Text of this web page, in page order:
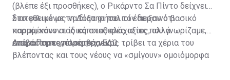
(βλέπε έξι προσθήκες), ο Ρικάρντο Σα Πίντο δείχνει
διατεθειμένος να διατηρήσει τον περσινό βασικό
κορμό, κάνοντας κάποιες ελάχιστες, αλλά
απαραίτητες παρεμβάσεις.
Στο φιλικό με τη Δόξα οι παλιοί έδειξαν ότι
παραμένουν οι ίδιες σταθερές αξίες που γνωρίζαμε,
ενώ ο Πορτογάλος τεχνικός τρίβει τα χέρια του
βλέποντας και τους νέους να «σμίγουν» ομοιόμορφα
Διαβάστε περισσότεραΕΔΩ.